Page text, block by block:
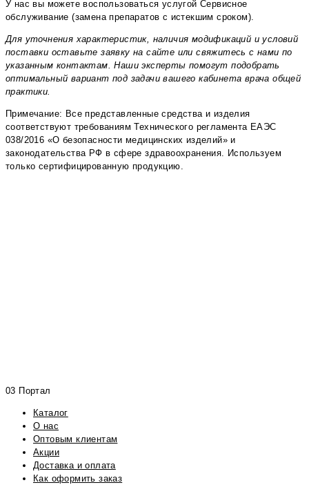
У нас вы можете воспользоваться услугой Сервисное
обслуживание (замена препаратов с истекшим сроком).
Для уточнения характеристик, наличия модификаций и условий
поставки оставьте заявку на сайте или свяжитесь с нами по
указанным контактам. Наши эксперты помогут подобрать
оптимальный вариант под задачи вашего кабинета врача общей
практики.
Примечание: Все представленные средства и изделия
соответствуют требованиям Технического регламента ЕАЭС
038/2016 «О безопасности медицинских изделий» и
законодательства РФ в сфере здравоохранения. Используем
только сертифицированную продукцию.
03 Портал
Каталог
О нас
Оптовым клиентам
Акции
Доставка и оплата
Как оформить заказ